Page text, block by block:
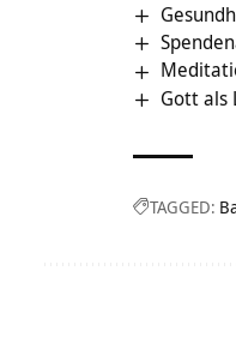
Gott als
TAGGED: